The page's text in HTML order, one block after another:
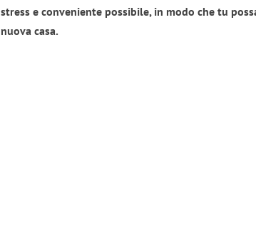
stress e conveniente possibile, in modo che tu
nuova casa.